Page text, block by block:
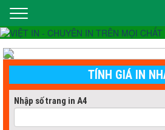
TÍNH GIÁ IN
Nhập số trang in A4